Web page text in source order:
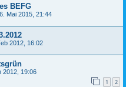
BEFG
Mai 2015, 21:44
2012, 16:02
2012, 19:06
1 2